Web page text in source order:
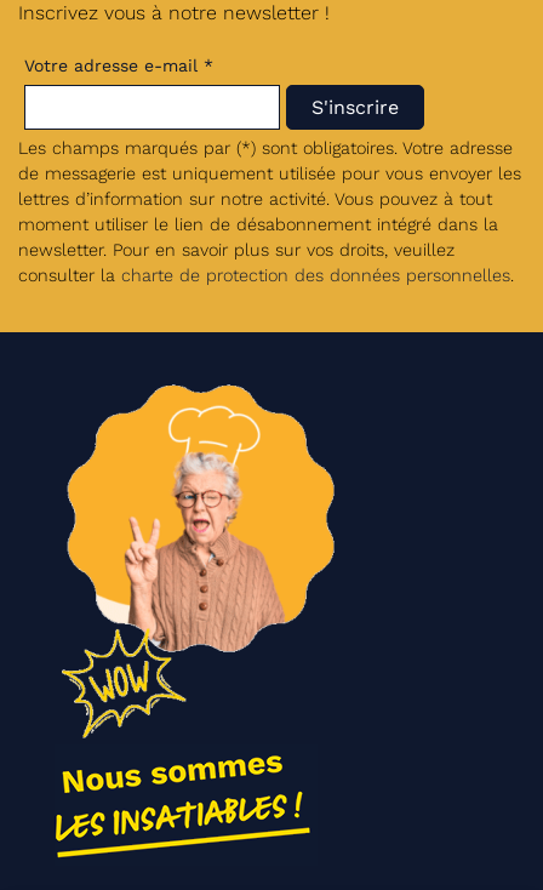
Inscrivez vous à notre newsletter !
Votre adresse e-mail *
Les champs marqués par (*) sont obligatoires. Votre adresse
de messagerie est uniquement utilisée pour vous envoyer les
lettres d’information sur notre activité. Vous pouvez à tout
moment utiliser le lien de désabonnement intégré dans la
newsletter. Pour en savoir plus sur vos droits, veuillez
consulter la charte de protection des données personnelles